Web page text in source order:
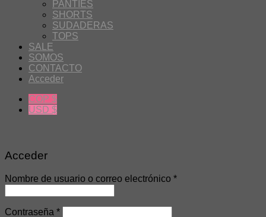
PANTIES
SHORTS
SUDADERAS
TOPS
SALE
SOMOS
CONTACTO
Acceder
COP $
USD $
Acceder
Nombre de usuario o correo electrónico *
Contraseña *